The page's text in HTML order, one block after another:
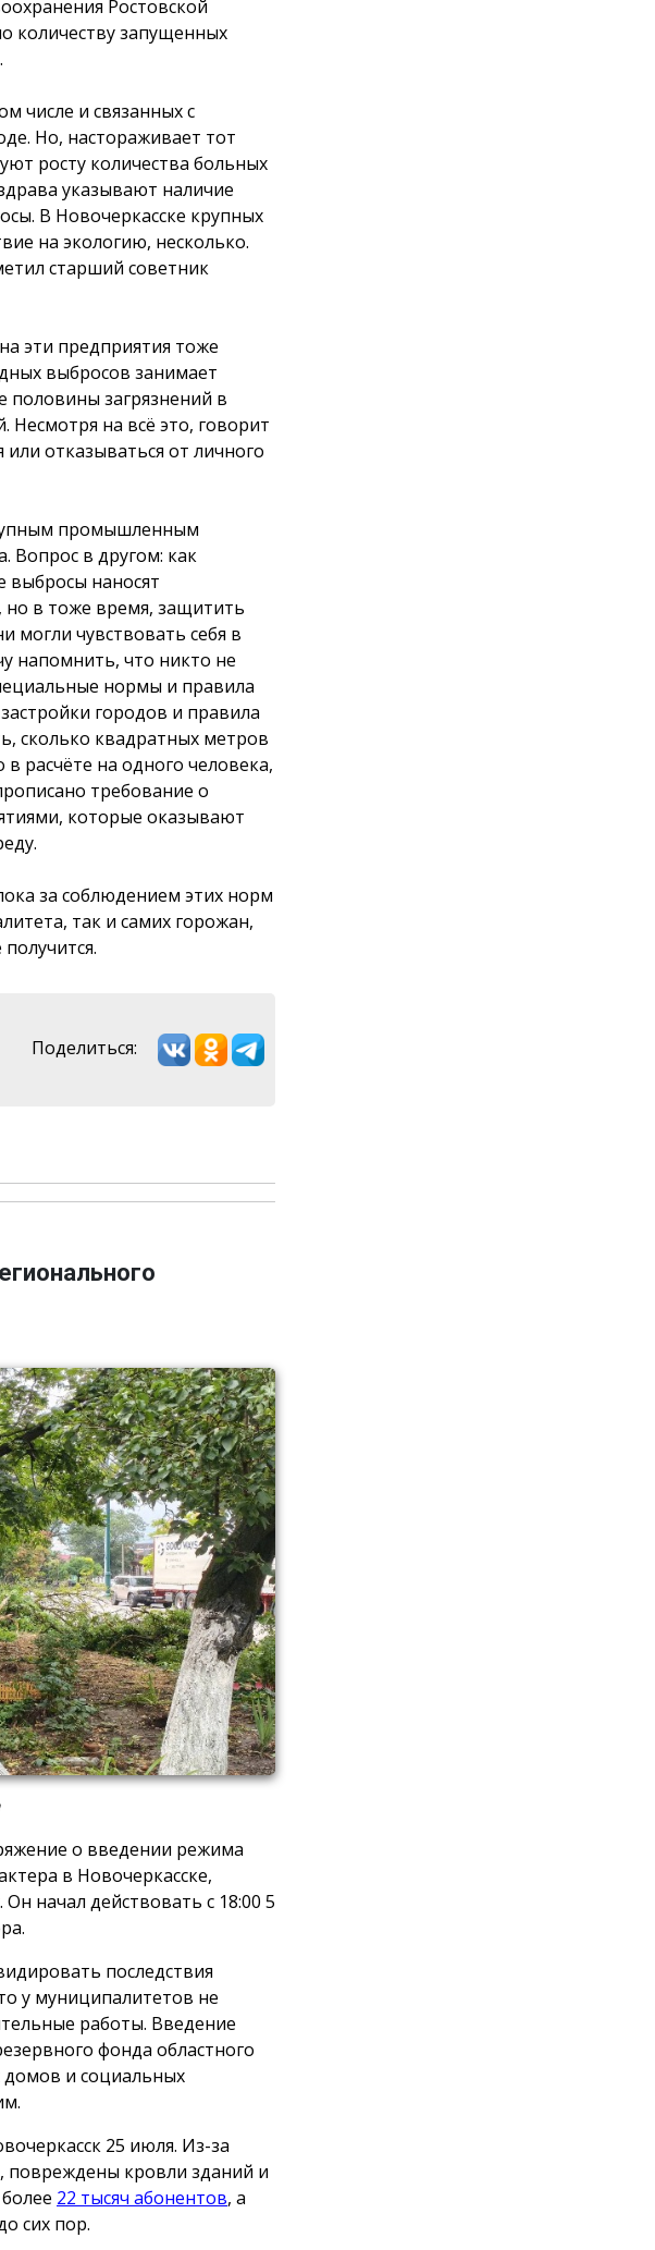
Ростовской
количеству запущенных
числе и связанных с
Но, настораживает тот
росту количества больных
указывают наличие
В Новочеркасске крупных
на экологию, несколько.
старший советник
эти предприятия тоже
выбросов занимает
загрязнений в
на всё это, говорит
отказываться от личного
промышленным
Вопрос в другом: как
выбросы наносят
но в тоже время, защитить
могли чувствовать себя в
напомнить, что никто не
нормы и правила
городов и правила
сколько квадратных метров
расчёте на одного человека,
требование о
которые оказывают
за соблюдением этих норм
так и самих горожан,
Поделиться:
о введении режима
в Новочеркасске,
начал действовать с 18:00 5
последствия
у муниципалитетов не
работы. Введение
фонда областного
и социальных
25 июля. Из-за
повреждены кровли зданий и
22 тысяч абонентов, а
сих пор.